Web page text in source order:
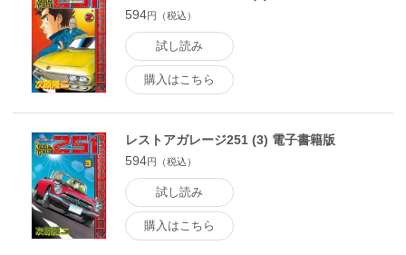
594円（税込）
試し読み
購入はこちら
レストアガレージ251 (3) 電子書籍版
594円（税込）
試し読み
購入はこちら